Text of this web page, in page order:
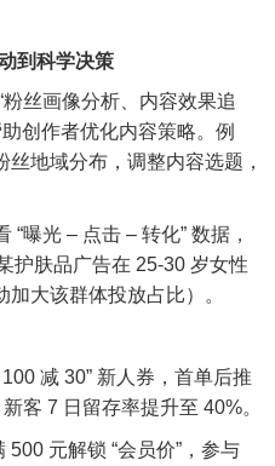
到科学决策
粉丝画像分析、内容效果追
创作者优化内容策略。例
地域分布，调整内容选题，
“曝光 – 点击 – 转化” 数据，
护肤品广告在 25-30 岁女性
大该群体投放占比）。
100 减 30” 新人券，首单后推
客 7 日留存率提升至 40%。
500 元解锁 “会员价”，参与